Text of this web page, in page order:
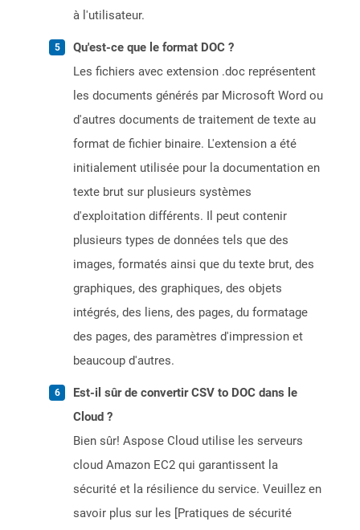
à l'utilisateur.
Qu'est-ce que le format DOC ?
Les fichiers avec extension .doc représentent
les documents générés par Microsoft Word ou
d'autres documents de traitement de texte au
format de fichier binaire. L'extension a été
initialement utilisée pour la documentation en
texte brut sur plusieurs systèmes
d'exploitation différents. Il peut contenir
plusieurs types de données tels que des
images, formatés ainsi que du texte brut, des
graphiques, des graphiques, des objets
intégrés, des liens, des pages, du formatage
des pages, des paramètres d'impression et
beaucoup d'autres.
Est-il sûr de convertir CSV to DOC dans le
Cloud ?
Bien sûr! Aspose Cloud utilise les serveurs
cloud Amazon EC2 qui garantissent la
sécurité et la résilience du service. Veuillez en
savoir plus sur les [Pratiques de sécurité